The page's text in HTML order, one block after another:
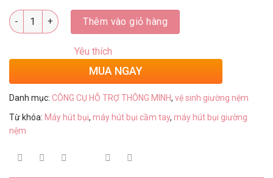
Số lượng Thêm vào giỏ hàng
Yêu thích
MUA NGAY
Danh mục: CÔNG CỤ HỖ TRỢ THÔNG MINH, vệ sinh giường nệm
Từ khóa: Máy hút bụi, máy hút bụi cầm tay, máy hút bụi giường
nệm